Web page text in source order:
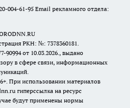
004-61-95 Email рекламного отдела:
РКН: №: 7378360181.
от 10.03.2026., выдано
в сфере связи, информационных
При использовании материалов
гиперссылка на ресурс
будут применены нормы